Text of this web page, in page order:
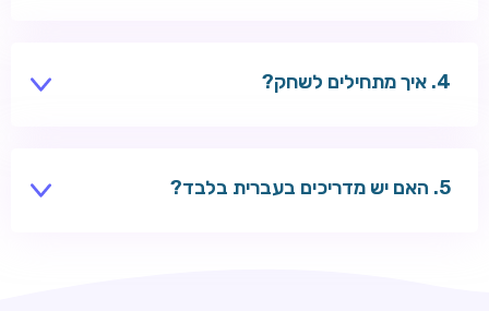
איך מתחילים לשחק?
האם יש מדריכים בעברית בלבד?